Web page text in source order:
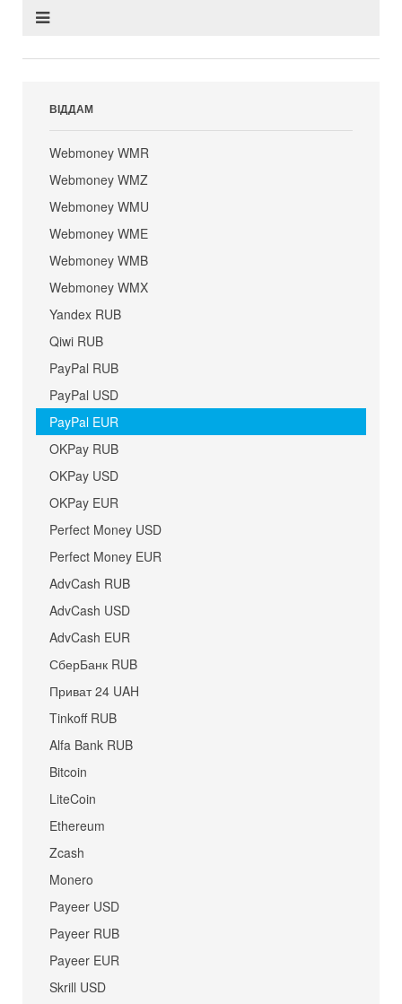
ВІДДАМ
Webmoney WMR
Webmoney WMZ
Webmoney WMU
Webmoney WME
Webmoney WMB
Webmoney WMX
Yandex RUB
Qiwi RUB
PayPal RUB
PayPal USD
PayPal EUR
OKPay RUB
OKPay USD
OKPay EUR
Perfect Money USD
Perfect Money EUR
AdvCash RUB
AdvCash USD
AdvCash EUR
СберБанк RUB
Приват 24 UAH
Tinkoff RUB
Alfa Bank RUB
Bitcoin
LiteCoin
Ethereum
Zcash
Monero
Payeer USD
Payeer RUB
Payeer EUR
Skrill USD